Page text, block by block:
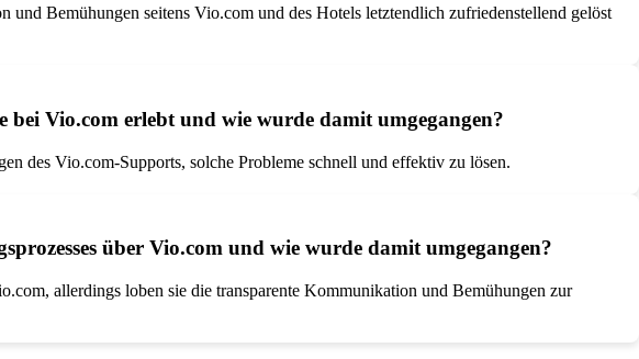
Bemühungen seitens Vio.com und des Hotels letztendlich zufriedenstellend gelöst
bei Vio.com erlebt und wie wurde damit umgegangen?
des Vio.com-Supports, solche Probleme schnell und effektiv zu lösen.
über Vio.com und wie wurde damit umgegangen?
allerdings loben sie die transparente Kommunikation und Bemühungen zur